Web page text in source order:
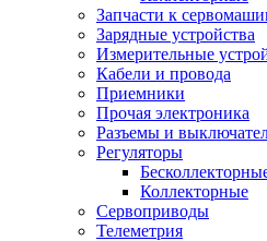
Запчасти к
Зарядные устройства
Измерительные
Кабели и провода
Приемники
Прочая электроника
Разъемы и
Регуляторы
Коллекторные
Сервоприводы
Телеметрия